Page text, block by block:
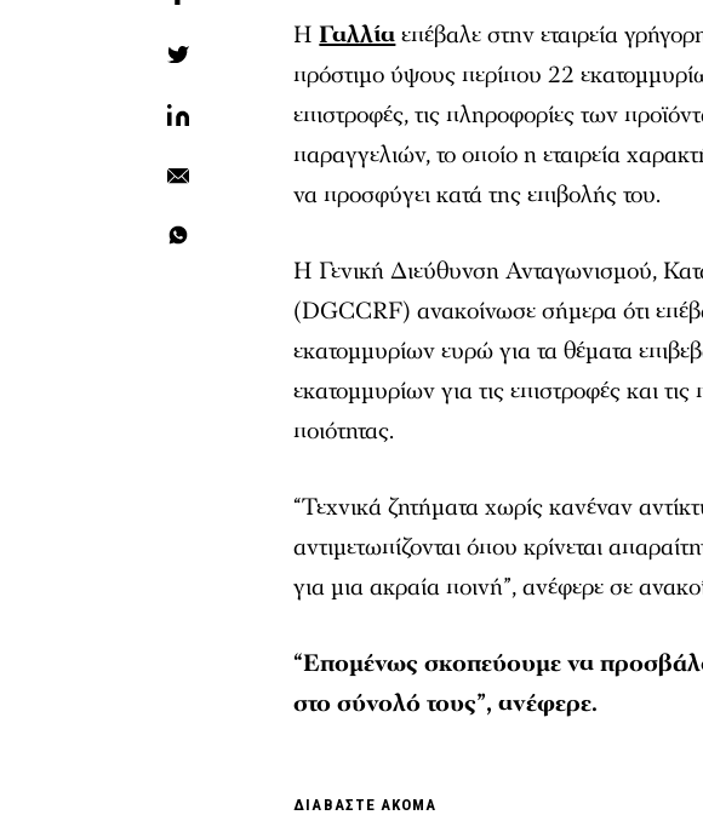
HΓαλλίαεπέβαλε στην εταιρεία
πρόστιμο ύψους περίπου 22
επιστροφές, τις πληροφορίες των
παραγγελιών, το οποίο η εταιρεία
να προσφύγει κατά της επιβολής του.
Η Γενική Διεύθυνση Ανταγωνισμού,
(DGCCRF) ανακοίνωσε σήμερα ότι
εκατομμυρίων ευρώ για τα θέματα
εκατομμυρίων για τις επιστροφές και
ποιότητας.
“Τεχνικά ζητήματα χωρίς κανέναν
αντιμετωπίζονται όπου κρίνεται
για μια ακραία ποινή”, ανέφερε σε
“Επομένως σκοπεύουμε να
στο σύνολό τους”, ανέφερε.
ΔΙΑΒΑΣΤΕ ΑΚΟΜΑ